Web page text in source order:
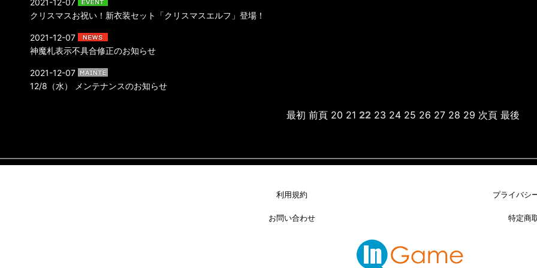
クリスマスお祝い！新衣装セット「クリスマスエルフ」登場！
神魔札表示不具合修正のお知らせ
2021-12-07
12/8（水） メンテナンスのお知らせ
2021-12-07
最初 前頁 20 21 22 23 24 25 26 27 28 29 次頁 最後
利用規約 プライバシ
お問い合わせ 特定商